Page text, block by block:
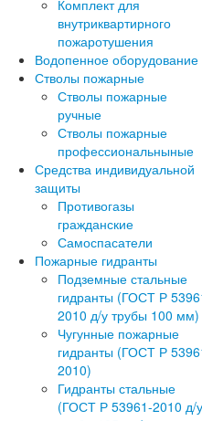
Комплект для
внутриквартирного
пожаротушения
Водопенное оборудование
Стволы пожарные
Стволы пожарные
ручные
Стволы пожарные
профессиональныные
Средства индивидуальной
защиты
Противогазы
гражданские
Самоспасатели
Пожарные гидранты
Подземные стальные
гидранты (ГОСТ Р
2010 д/у трубы 100 мм)
Чугунные пожарные
гидранты (ГОСТ Р
2010)
Гидранты стальные
(ГОСТ Р 53961-2010 д/у